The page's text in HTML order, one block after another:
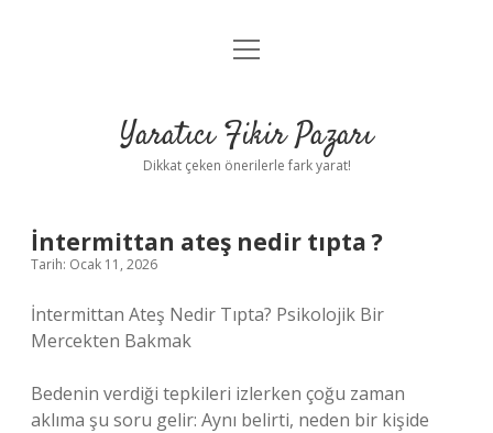
Anasayfa
Yasal Uyarı
menüyü
Yaratıcı Fikir Pazarı
Dikkat çeken önerilerle fark yarat!
İntermittan ateş nedir tıpta ?
Tarih: Ocak 11, 2026
İntermittan Ateş Nedir Tıpta? Psikolojik Bir
Mercekten Bakmak
Bedenin verdiği tepkileri izlerken çoğu zaman
aklıma şu soru gelir: Aynı belirti, neden bir kişide